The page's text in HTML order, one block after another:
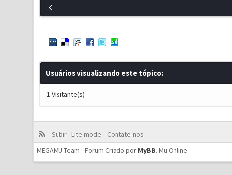
Usuários visualizando este tópico:
1 Visitante(s)
Subir Lite mode
Contate-nos
MEGAMU Team - Forum Criado por MyBB.Mu Online